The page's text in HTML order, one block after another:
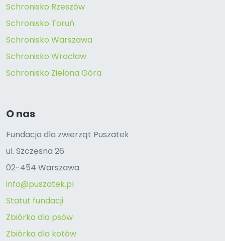
Schronisko Rzeszów
Schronisko Toruń
Schronisko Warszawa
Schronisko Wrocław
Schronisko Zielona Góra
O nas
Fundacja dla zwierząt Puszatek
ul. Szczęsna 26
02-454 Warszawa
info@puszatek.pl
Statut fundacji
Zbiórka dla psów
Zbiórka dla kotów